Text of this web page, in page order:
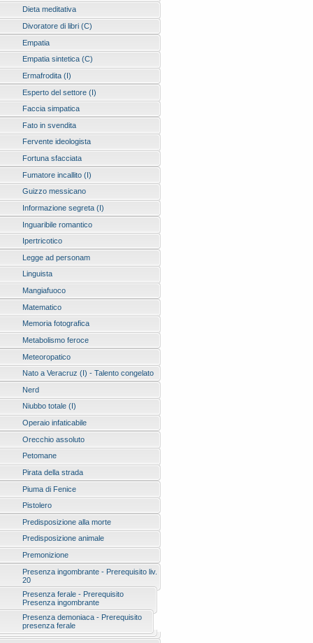
Dieta meditativa
Divoratore di libri (C)
Empatia
Empatia sintetica (C)
Ermafrodita (I)
Esperto del settore (I)
Faccia simpatica
Fato in svendita
Fervente ideologista
Fortuna sfacciata
Fumatore incallito (I)
Guizzo messicano
Informazione segreta (I)
Inguaribile romantico
Ipertricotico
Legge ad personam
Linguista
Mangiafuoco
Matematico
Memoria fotografica
Metabolismo feroce
Meteoropatico
Nato a Veracruz (I) - Talento congelato
Nerd
Niubbo totale (I)
Operaio infaticabile
Orecchio assoluto
Petomane
Pirata della strada
Piuma di Fenice
Pistolero
Predisposizione alla morte
Predisposizione animale
Premonizione
Presenza ingombrante - Prerequisito liv.
20
Presenza ferale - Prerequisito
Presenza ingombrante
Presenza demoniaca - Prerequisito
presenza ferale